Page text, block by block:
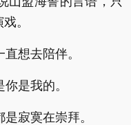
。
想去陪伴。
是我的。
寂寞在崇拜。